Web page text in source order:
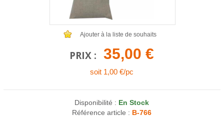
LETTRES POUR BRACELETS
Ajouter à la liste de souhaits
PRIX : 35,00 €
soit 1,00 €/pc
Disponibilité : En Stock
Référence article : B-766